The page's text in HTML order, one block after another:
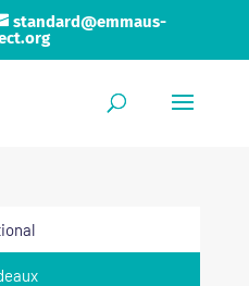
standard@emmaus-